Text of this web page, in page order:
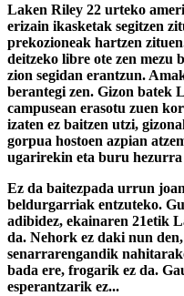
Laken Riley 22 urteko
erizain ikasketak segitzen
prekozioneak hartzen
deitzeko libre ote zen mezu
zion segidan erantzun.
berantegi zen. Gizon batek
campusean erasotu zuen
izaten ez baitzen utzi,
gorpua hostoen azpian
ugarirekin eta buru
Ez da baitezpada urrun
beldurgarriak entzuteko.
adibidez, ekainaren 21etik
da. Nehork ez daki nun
senarrarengandik
bada ere, frogarik ez da.
esperantzarik ez...